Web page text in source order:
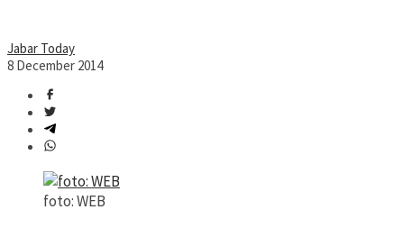
Jabar Today
8 December 2014
foto: WEB